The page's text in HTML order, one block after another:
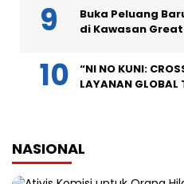
Buka Peluang
di Kawasan
“NI NO KUNI:
LAYANAN GLOBAL
NASIONAL